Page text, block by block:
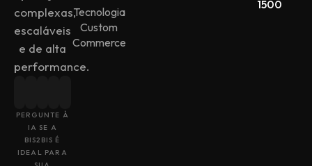
complexas,
escaláveis
e de alta
performance.
PERGUNTE À
IA SE A
BIS2BIS É
IDEAL PARA
Tecnologia
Custom
Commerce
1500